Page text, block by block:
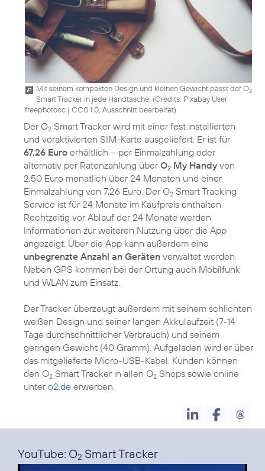
Mit seinem kompakten Design und kleinen Gewicht passt der O2
Smart Tracker in jede Handtasche. (Credits: Pixabay User
freephotocc | CC0 1.0, Ausschnitt bearbeitet)
Der O2 Smart Tracker wird mit einer fest installierten
und voraktivierten SIM-Karte ausgeliefert. Er ist für
67,26 Euro erhältlich – per Einmalzahlung oder
alternativ per Ratenzahlung überO2 My Handy von
2,50 Euro monatlich über 24 Monaten und einer
Einmalzahlung von 7,26 Euro. Der O2 Smart Tracking
Service ist für 24 Monate im Kaufpreis enthalten.
Rechtzeitig vor Ablauf der 24 Monate werden
Informationen zur weiteren Nutzung über die App
angezeigt. Über die App kann außerdem eine
unbegrenzte Anzahl an Geräten verwaltet werden.
Neben GPS kommen bei der Ortung auch Mobilfunk
und WLAN zum Einsatz.
Der Tracker überzeugt außerdem mit seinem schlichten
weißen Design und seiner langen Akkulaufzeit (7-14
Tage durchschnittlicher Verbrauch) und seinem
geringen Gewicht (40 Gramm). Aufgeladen wird er über
das mitgelieferte Micro-USB-Kabel. Kunden können
den O2 Smart Tracker in allen O2 Shops sowie online
untero2.de erwerben.
YouTube: O2 Smart Tracker